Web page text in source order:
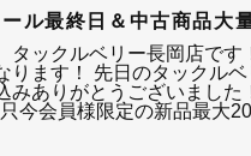
ル最終日＆中古商品大
タックルベリー長岡店です
ります！ 先日のタックル
みありがとうございました
今会員様限定の新品最大